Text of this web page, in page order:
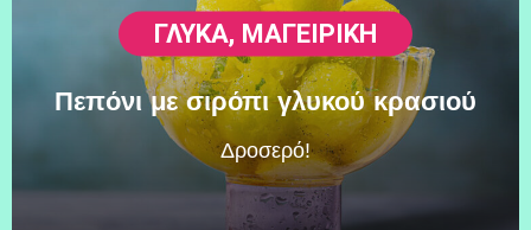
ΓΛΥΚΆ, ΜΑΓΕΙΡΙΚΗ
Πεπόνι με σιρόπι γλυκού κρασιού
Δροσερό!